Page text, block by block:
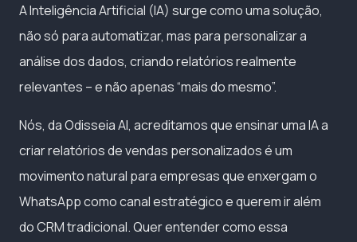
A Inteligência Artificial (IA) surge como uma solução,
não só para automatizar, mas para personalizar a
análise dos dados, criando relatórios realmente
relevantes – e não apenas “mais do mesmo”.
Nós, da Odisseia AI, acreditamos que ensinar uma IA a
criar relatórios de vendas personalizados é um
movimento natural para empresas que enxergam o
WhatsApp como canal estratégico e querem ir além
do CRM tradicional. Quer entender como essa